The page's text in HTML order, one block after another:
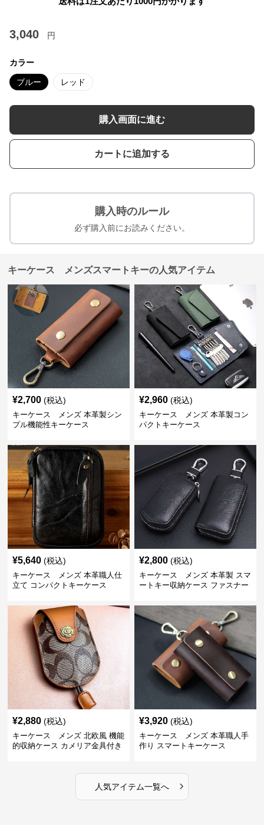
3,040 円
カラー
ブルー レッド
購入画面に進む
カートに追加する
購入時のルール
必ず購入前にお読みください。
キーケース メンズスマートキーの人気アイテム
¥2,700 (税込)
キーケース メンズ 本革製シン
プル機能性キーケース
¥2,960 (税込)
キーケース メンズ 本革製コン
パクトキーケース
¥5,640 (税込)
キーケース メンズ 本革職人仕
立て コンパクトキーケース
¥2,800 (税込)
キーケース メンズ 本革製 スマ
ートキー収納ケース ファスナー
¥2,880 (税込)
キーケース メンズ 北欧風 機能
的収納ケース カメリア金具付き
¥3,920 (税込)
キーケース メンズ 本革職人手
作り スマートキーケース
人気アイテム一覧へ ›